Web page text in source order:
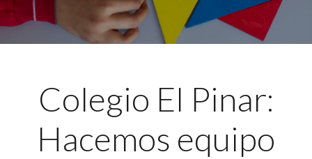
Colegio El Pinar:
Hacemos equipo